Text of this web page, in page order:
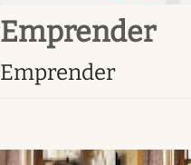
España
emprender
emprender